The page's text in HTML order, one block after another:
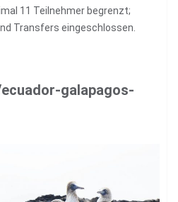
11 Teilnehmer begrenzt;
Transfers eingeschlossen.
galapagos-